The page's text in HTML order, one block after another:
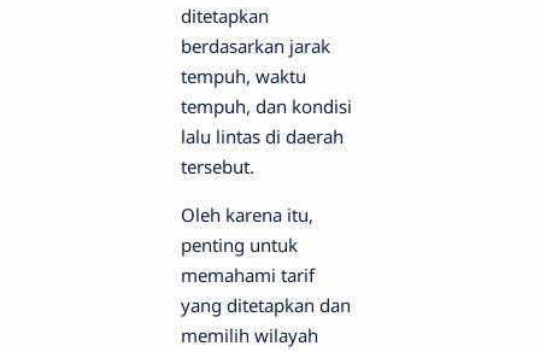
ditetapkan
berdasarkan jarak
tempuh, waktu
tempuh, dan kondisi
lalu lintas di daerah
tersebut.
Oleh karena itu,
penting untuk
memahami tarif
yang ditetapkan dan
memilih wilayah